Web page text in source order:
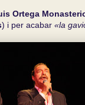
Ortega
) i per acabar «la